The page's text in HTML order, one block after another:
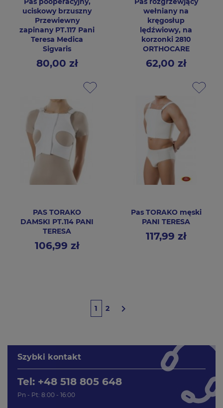
Szybki kontakt
Tel: +48 518 805 648
Pn - Pt: 8:00 - 16:00
uciskowy brzuszny
Przewiewny
zapinany PT.117 Pani
Teresa Medica
Sigvaris
Cena80,00 zł
wełniany na
kręgosłup
lędźwiowy, na
korzonki 2810
ORTHOCARE
Cena62,00 zł
PAS TORAKO
DAMSKI PT.114 PANI
TERESA
Cena106,99 zł
Pas TORAKO męski
PANI TERESA
Cena117,99 zł
1 2 